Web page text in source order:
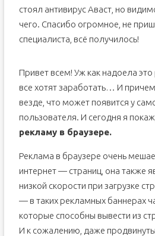
стоял антивирус Аваст, но
чего. Спасибо огромное, не
специалиста, всё получилось!
Привет всем! Уж как надоела
все хотят заработать… И
везде, что может появится у
пользователя. И сегодня я
рекламу в браузере.
Реклама в браузере очень
интернет — страниц, она также
низкой скорости при загрузке
— в таких рекламных баннерах
которые способны вывести из
И к сожалению, даже